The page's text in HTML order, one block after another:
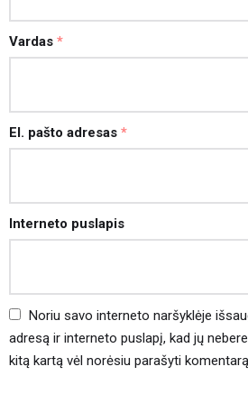
Vardas *
El. pašto adresas *
Interneto puslapis
Noriu savo interneto naršyklėje
adresą ir interneto puslapį, kad jų
kitą kartą vėl norėsiu parašyti